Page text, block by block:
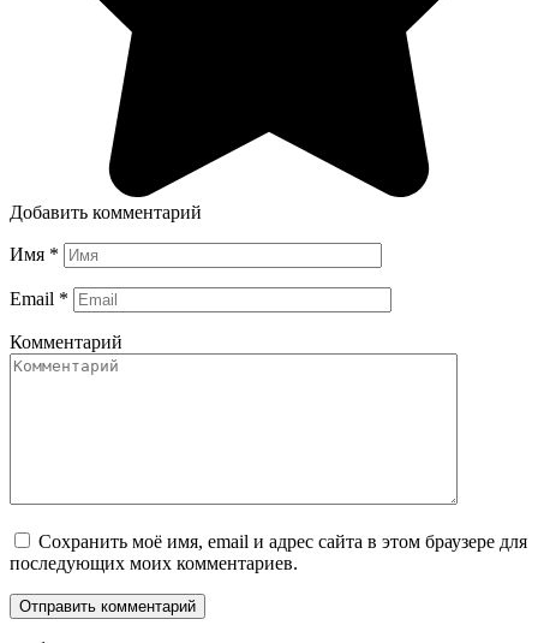
Добавить комментарий
Имя *
Email *
Комментарий
Сохранить моё имя, email и адрес сайта в этом браузере для
последующих моих комментариев.